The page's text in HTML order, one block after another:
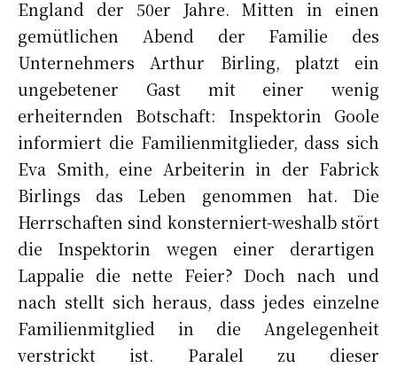
England der 50er Jahre. Mitten in einen
gemütlichen Abend der Familie des
Unternehmers Arthur Birling, platzt ein
ungebetener Gast mit einer wenig
erheiternden Botschaft: Inspektorin Goole
informiert die Familienmitglieder, dass sich
Eva Smith, eine Arbeiterin in der Fabrick
Birlings das Leben genommen hat. Die
Herrschaften sind konsterniert-weshalb stört
die Inspektorin wegen einer derartigen
Lappalie die nette Feier? Doch nach und
nach stellt sich heraus, dass jedes einzelne
Familienmitglied in die Angelegenheit
verstrickt ist. Paralel zu dieser